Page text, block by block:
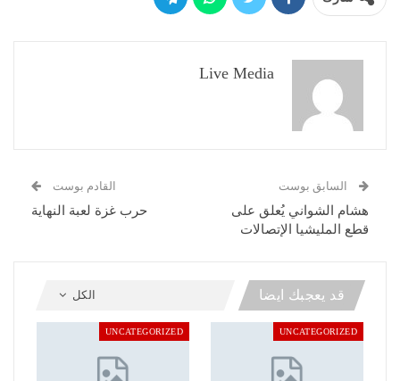
Live Media
السابق بوست
هشام الشواني يُعلق على
قطع المليشيا الإتصالات
القادم بوست
حرب غزة لعبة النهاية
الكل قد يعجبك ايضا
UNCATEGORIZED
UNCATEGORIZED